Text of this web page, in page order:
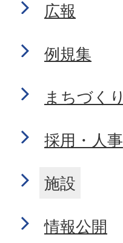
広報
例規集
まちづくり
採用・人事
施設
情報公開